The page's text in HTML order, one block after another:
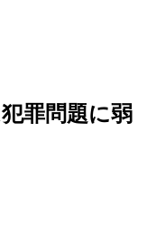
罪問題に弱